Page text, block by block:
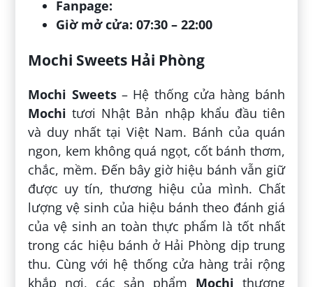
Fanpage:
Giờ mở cửa: 07:30 – 22:00
Mochi Sweets Hải Phòng
Mochi Sweets– Hệ thống cửa hàng bánh
Mochi tươi Nhật Bản nhập khẩu đầu tiên
và duy nhất tại Việt Nam. Bánh của quán
ngon, kem không quá ngọt, cốt bánh thơm,
chắc, mềm. Đến bây giờ hiệu bánh vẫn giữ
được uy tín, thương hiệu của mình. Chất
lượng vệ sinh của hiệu bánh theo đánh giá
của vệ sinh an toàn thực phẩm là tốt nhất
trong các hiệu bánh ở Hải Phòng dịp trung
thu. Cùng với hệ thống cửa hàng trải rộng
khắp nơi, các sản phẩm Mochi thượng